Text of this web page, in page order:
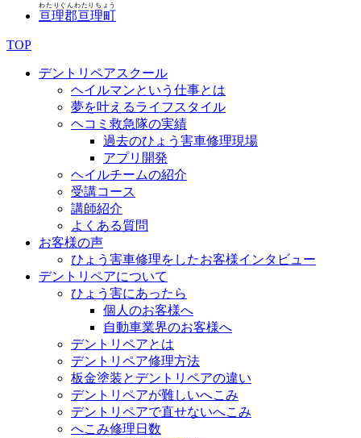
亘理郡亘理町
わたりぐんわたりちょう
TOP
デントリペアスクール
ヘイルマンという仕事とは
夢を叶えるライフスタイル
ヘコミ救急隊の実績
過去のひょう害車修理現場
アプリ開発
ヘイルチームの紹介
受講コース
講師紹介
よくある質問
お客様の声
ひょう害車修理をしたお客様インタビュー
デントリペアについて
ひょう害にあったら
個人のお客様へ
自動車業界のお客様へ
デントリペアとは
デントリペア修理方法
板金塗装とデントリペアの違い
デントリペアが難しいへこみ
デントリペアで直せないへこみ
へこみ修理日数